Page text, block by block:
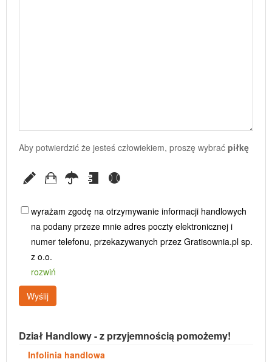
Aby potwierdzić że jesteś człowiekiem, proszę wybrać piłkę
wyrażam zgodę na otrzymywanie informacji handlowych
na podany przeze mnie adres poczty elektronicznej i
numer telefonu, przekazywanych przez Gratisownia.pl sp.
z o.o.
rozwiń
Wyślij
Dział Handlowy - z przyjemnością pomożemy!
Infolinia handlowa